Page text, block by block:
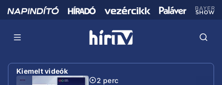
Kiemelt videók
2 perc